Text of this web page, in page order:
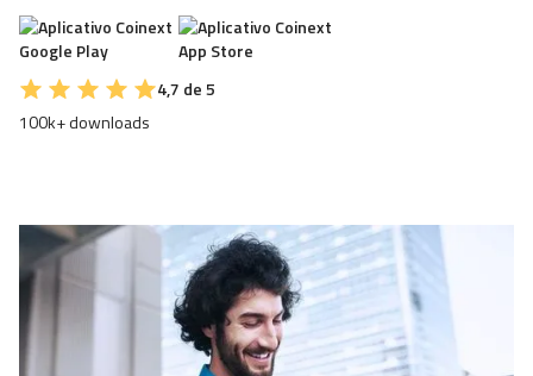
4,7 de 5
100k+ downloads